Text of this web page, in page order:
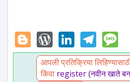
Blogger
WordPress
LinkedIn
आपली प्रतिक्रिया
किंवा register (नवीन खाते